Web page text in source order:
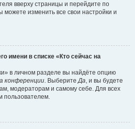
вверху страницы и перейдите по
можете изменить все свои настройки и
имени в списке «Кто сейчас на
в личном разделе вы найдёте опцию
конференции. ВыберитеДа, и вы будете
модераторам и самому себе. Для всех
пользователем.